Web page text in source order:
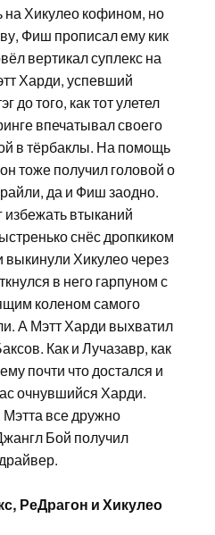
на Хикулео кофином, но
Фиш прописал ему кик
вертикал суплекс на
Харди, успевший
до того, как тот улетел
впечатывал своего
в тёрбаклы. На помощь
тоже получил головой о
да и Фиш заодно.
избежать втыканий
снёс дропкиком
выкинули Хикулео через
в него гарпуном с
коленом самого
А Мэтт Харди выхватил
Как и Лучазавр, как
почти что достался и
очнувшийся Харди.
Мэтта все дружно
Бой получил
РеДрагон и Хикулео